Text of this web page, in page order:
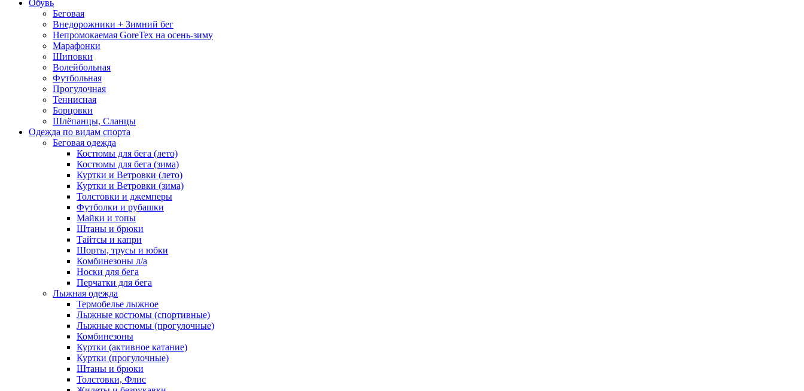
Обувь
Беговая
Внедорожники + Зимний бег
Непромокаемая GoreTex на осень-зиму
Марафонки
Шиповки
Волейбольная
Футбольная
Прогулочная
Теннисная
Борцовки
Шлёпанцы, Сланцы
Одежда по видам спорта
Беговая одежда
Костюмы для бега (лето)
Костюмы для бега (зима)
Куртки и Ветровки (лето)
Куртки и Ветровки (зима)
Толстовки и джемперы
Футболки и рубашки
Майки и топы
Штаны и брюки
Тайтсы и капри
Шорты, трусы и юбки
Комбинезоны л/а
Носки для бега
Перчатки для бега
Лыжная одежда
Термобелье лыжное
Лыжные костюмы (спортивные)
Лыжные костюмы (прогулочные)
Комбинезоны
Куртки (активное катание)
Куртки (прогулочные)
Штаны и брюки
Толстовки, Флис